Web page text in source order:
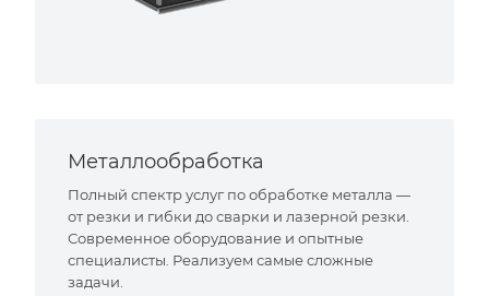
Металлообработка
Полный спектр услуг по обработке металла —
от резки и гибки до сварки и лазерной резки.
Современное оборудование и опытные
специалисты. Реализуем самые сложные
задачи.